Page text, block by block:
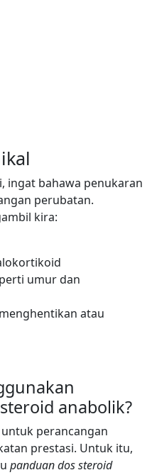
ingat bahawa penukaran
perubatan.
kira:
umur dan
atau
anabolik?
perancangan
prestasi. Untuk itu,
panduan dos steroid